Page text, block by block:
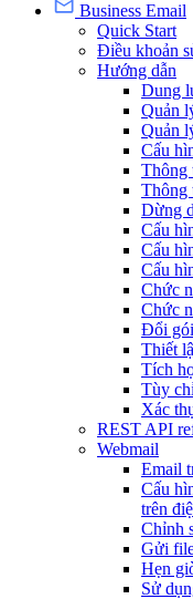
Business Email
Quick Start
Điều khoản
Hướng dẫn
Dung
Quản
Quản
Cấu
Thông
Thông
Dừng
Cấu
Cấu
Cấu
Chức
Chức
Đổi
Thiết
Tích
Tùy
Xác
REST API
Webmail
Email
Cấu
trên
Chỉnh
Gửi
Hẹn
Sử